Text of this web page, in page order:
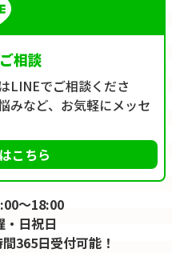
相談
LINEでご相談くださ
みなど、お気軽にメッセ
こちら
～18:00
・日祝日
365日受付可能！